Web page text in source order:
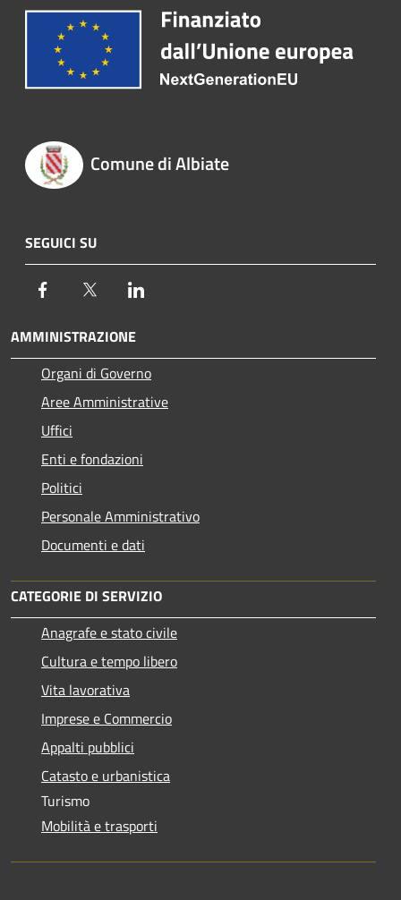
Comune di Albiate
SEGUICI SU
Facebook Twitter
AMMINISTRAZIONE
Organi di Governo
Aree Amministrative
Uffici
Enti e fondazioni
Politici
Personale Amministrativo
Documenti e dati
CATEGORIE DI SERVIZIO
Anagrafe e stato civile
Cultura e tempo libero
Vita lavorativa
Imprese e Commercio
Appalti pubblici
Catasto e urbanistica
Turismo
Mobilità e trasporti